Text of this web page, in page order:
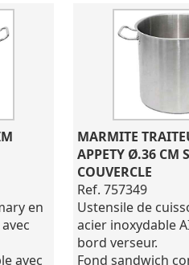
et
Marquage
traçabilité.
Montures inox
points multiples.
Hauteur : 240 mm
Capacité : 11 L
Poids : 2,1 kg
Coloris gris
VENDU SANS
en
avec
MARMITE
APPETY Ø.36 CM
COUVERCLE
Ref. 757349
Ustensile de
acier inoxydable
bord verseur.
Fond sandwich